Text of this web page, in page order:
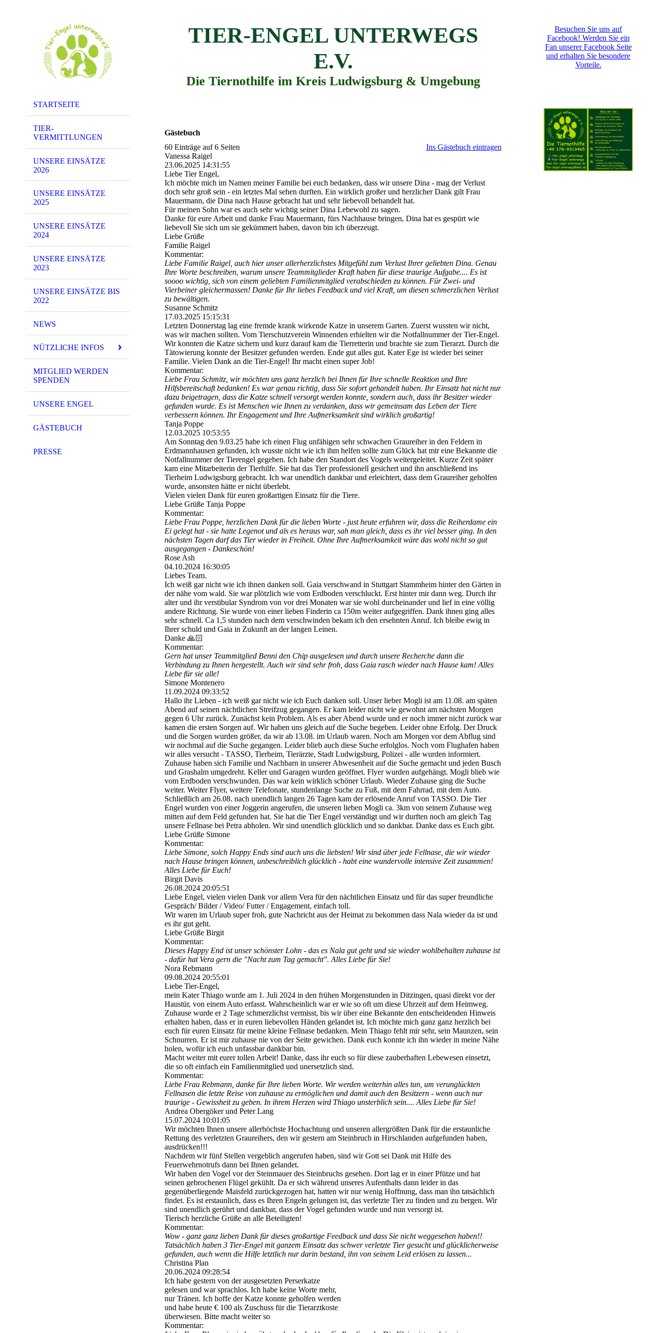
STARTSEITE
TIER-
VERMITTLUNGEN
UNSERE EINSÄTZE
2026
UNSERE EINSÄTZE
2025
UNSERE EINSÄTZE
2024
UNSERE EINSÄTZE
2023
UNSERE EINSÄTZE BIS
2022
NEWS
NÜTZLICHE INFOS
MITGLIED WERDEN
SPENDEN
UNSERE ENGEL
GÄSTEBUCH
PRESSE
TIER-ENGEL UNTERWEGS
E.V.
Die Tiernothilfe im Kreis Ludwigsburg & Umgebung
Gästebuch
60 Einträge auf 6 Seiten
Ins Gästebuch eintragen
Vanessa Raigel
23.06.2025 14:31:55
Liebe Tier Engel,
Ich möchte mich im Namen meiner Familie bei euch bedanken, dass wir unsere Dina - mag der Verlust
doch sehr groß sein - ein letztes Mal sehen durften. Ein wirklich großer und herzlicher Dank gilt Frau
Mauermann, die Dina nach Hause gebracht hat und sehr liebevoll behandelt hat.
Für meinen Sohn war es auch sehr wichtig seiner Dina Lebewohl zu sagen.
Danke für eure Arbeit und danke Frau Mauermann, fürs Nachhause bringen, Dina hat es gespürt wie
liebevoll Sie sich um sie gekümmert haben, davon bin ich überzeugt.
Liebe Grüße
Familie Raigel
Kommentar:
Liebe Familie Raigel, auch hier unser allerherzlichstes Mitgefühl zum Verlust Ihrer geliebten Dina. Genau
Ihre Worte beschreiben, warum unsere Teammitglieder Kraft haben für diese traurige Aufgabe.... Es ist
soooo wichtig, sich von einem geliebten Familienmitglied verabschieden zu können. Für Zwei- und
Vierbeiner gleichermassen! Danke für Ihr liebes Feedback und viel Kraft, um diesen schmerzlichen Verlust
zu bewältigen.
Susanne Schmitz
17.03.2025 15:15:31
Letzten Donnerstag lag eine fremde krank wirkende Katze in unserem Garten. Zuerst wussten wir nicht,
was wir machen sollten. Vom Tierschutzverein Winnenden erhielten wir die Notfallnummer der Tier-Engel.
Wir konnten die Katze sichern und kurz darauf kam die Tierretterin und brachte sie zum Tierarzt. Durch die
Tätowierung konnte der Besitzer gefunden werden. Ende gut alles gut. Kater Ege ist wieder bei seiner
Familie. Vielen Dank an die Tier-Engel! Ihr macht einen super Job!
Kommentar:
Liebe Frau Schmitz, wir möchten uns ganz herzlich bei Ihnen für Ihre schnelle Reaktion und Ihre
Hilfsbereitschaft bedanken! Es war genau richtig, dass Sie sofort gehandelt haben. Ihr Einsatz hat nicht nur
dazu beigetragen, dass die Katze schnell versorgt werden konnte, sondern auch, dass ihr Besitzer wieder
gefunden wurde. Es ist Menschen wie Ihnen zu verdanken, dass wir gemeinsam das Leben der Tiere
verbessern können. Ihr Engagement und Ihre Aufmerksamkeit sind wirklich großartig!
Tanja Poppe
12.03.2025 10:53:55
Am Sonntag den 9.03.25 habe ich einen Flug unfähigen sehr schwachen Graureiher in den Feldern in
Erdmannhausen gefunden, ich wusste nicht wie ich ihm helfen sollte zum Glück hat mir eine Bekannte die
Notfallnummer der Tierengel gegeben. Ich habe den Standort des Vogels weitergeleitet. Kurze Zeit später
kam eine Mitarbeiterin der Tierhilfe. Sie hat das Tier professionell gesichert und ihn anschließend ins
Tierheim Ludwigsburg gebracht. Ich war unendlich dankbar und erleichtert, dass dem Graureiher geholfen
wurde, ansonsten hätte er nicht überlebt.
Vielen vielen Dank für euren großartigen Einsatz für die Tiere.
Liebe Grüße Tanja Poppe
Kommentar:
Liebe Frau Poppe, herzlichen Dank für die lieben Worte - just heute erfuhren wir, dass die Reiherdame ein
Ei gelegt hat - sie hatte Legenot und als es heraus war, sah man gleich, dass es ihr viel besser ging. In den
nächsten Tagen darf das Tier wieder in Freiheit. Ohne Ihre Aufmerksamkeit wäre das wohl nicht so gut
ausgegangen - Dankeschön!
Rose Ash
04.10.2024 16:30:05
Liebes Team.
Ich weiß gar nicht wie ich ihnen danken soll. Gaia verschwand in Stuttgart Stammheim hinter den Gärten in
der nähe vom wald. Sie war plötzlich wie vom Erdboden verschluckt. Erst hinter mir dann weg. Durch ihr
alter und ihr verstibular Syndrom von vor drei Monaten war sie wohl durcheinander und lief in eine völlig
andere Richtung. Sie wurde von einer lieben Finderin ca 150m weiter aufgegriffen. Dank ihnen ging alles
sehr schnell. Ca 1,5 stunden nach dem verschwinden bekam ich den ersehnten Anruf. Ich bleibe ewig in
Ihrer schuld und Gaia in Zukunft an der langen Leinen.
Danke 🙏🏻
Kommentar:
Gern hat unser Teammitglied Benni den Chip ausgelesen und durch unsere Recherche dann die
Verbindung zu Ihnen hergestellt. Auch wir sind sehr froh, dass Gaia rasch wieder nach Hause kam! Alles
Liebe für sie alle!
Simone Montenero
11.09.2024 09:33:52
Hallo ihr Lieben - ich weiß gar nicht wie ich Euch danken soll. Unser lieber Mogli ist am 11.08. am späten
Abend auf seinen nächtlichen Streifzug gegangen. Er kam leider nicht wie gewohnt am nächsten Morgen
gegen 6 Uhr zurück. Zunächst kein Problem. Als es aber Abend wurde und er noch immer nicht zurück war
kamen die ersten Sorgen auf. Wir haben uns gleich auf die Suche begeben. Leider ohne Erfolg. Der Druck
und die Sorgen wurden größer, da wir ab 13.08. im Urlaub waren. Noch am Morgen vor dem Abflug sind
wir nochmal auf die Suche gegangen. Leider blieb auch diese Suche erfolglos. Noch vom Flughafen haben
wir alles versucht - TASSO, Tierheim, Tierärzte, Stadt Ludwigsburg, Polizei - alle wurden informiert.
Zuhause haben sich Familie und Nachbarn in unserer Abwesenheit auf die Suche gemacht und jeden Busch
und Grashalm umgedreht. Keller und Garagen wurden geöffnet. Flyer wurden aufgehängt. Mogli blieb wie
vom Erdboden verschwunden. Das war kein wirklich schöner Urlaub. Wieder Zuhause ging die Suche
weiter. Weiter Flyer, weitere Telefonate, stundenlange Suche zu Fuß, mit dem Fahrrad, mit dem Auto.
Schließlich am 26.08. nach unendlich langen 26 Tagen kam der erlösende Anruf von TASSO. Die Tier
Engel wurden von einer Joggerin angerufen, die unseren lieben Mogli ca. 3km von seinem Zuhause weg
mitten auf dem Feld gefunden hat. Sie hat die Tier Engel verständigt und wir durften noch am gleich Tag
unsere Fellnase bei Petra abholen. Wir sind unendlich glücklich und so dankbar. Danke dass es Euch gibt.
Liebe Grüße Simone
Kommentar:
Liebe Simone, solch Happy Ends sind auch uns die liebsten! Wir sind über jede Fellnase, die wir wieder
nach Hause bringen können, unbeschreiblich glücklich - habt eine wundervolle intensive Zeit zusammen!
Alles Liebe für Euch!
Birgit Davis
26.08.2024 20:05:51
Liebe Engel, vielen vielen Dank vor allem Vera für den nächtlichen Einsatz und für das super freundliche
Gespräch/ Bilder / Video/ Futter / Engagement, einfach toll.
Wir waren im Urlaub super froh, gute Nachricht aus der Heimat zu bekommen dass Nala wieder da ist und
es ihr gut geht.
Liebe Grüße Birgit
Kommentar:
Dieses Happy End ist unser schönster Lohn - das es Nala gut geht und sie wieder wohlbehalten zuhause ist
- dafür hat Vera gern die "Nacht zum Tag gemacht". Alles Liebe für Sie!
Nora Rebmann
09.08.2024 20:55:01
Liebe Tier-Engel,
mein Kater Thiago wurde am 1. Juli 2024 in den frühen Morgenstunden in Ditzingen, quasi direkt vor der
Haustür, von einem Auto erfasst. Wahrscheinlich war er wie so oft um diese Uhrzeit auf dem Heimweg.
Zuhause wurde er 2 Tage schmerzlichst vermisst, bis wir über eine Bekannte den entscheidenden Hinweis
erhalten haben, dass er in euren liebevollen Händen gelandet ist. Ich möchte mich ganz ganz herzlich bei
euch für euren Einsatz für meine kleine Fellnase bedanken. Mein Thiago fehlt mir sehr, sein Maunzen, sein
Schnurren. Er ist mir zuhause nie von der Seite gewichen. Dank euch konnte ich ihn wieder in meine Nähe
holen, wofür ich euch unfassbar dankbar bin.
Macht weiter mit eurer tollen Arbeit! Danke, dass ihr euch so für diese zauberhaften Lebewesen einsetzt,
die so oft einfach ein Familienmitglied und unersetzlich sind.
Kommentar:
Liebe Frau Rebmann, danke für Ihre lieben Worte. Wir werden weiterhin alles tun, um verunglückten
Fellnasen die letzte Reise von zuhause zu ermöglichen und damit auch den Besitzern - wenn auch nur
traurige - Gewissheit zu geben. In ihrem Herzen wird Thiago unsterblich sein.... Alles Liebe für Sie!
Andrea Obergöker und Peter Lang
15.07.2024 10:01:05
Wir möchten Ihnen unsere allerhöchste Hochachtung und unseren allergrößten Dank für die erstaunliche
Rettung des verletzten Graureihers, den wir gestern am Steinbruch in Hirschlanden aufgefunden haben,
ausdrücken!!!
Nachdem wir fünf Stellen vergeblich angerufen haben, sind wir Gott sei Dank mit Hilfe des
Feuerwehrnotrufs dann bei Ihnen gelandet.
Wir haben den Vogel vor der Steinmauer des Steinbruchs gesehen. Dort lag er in einer Pfütze und hat
seinen gebrochenen Flügel gekühlt. Da er sich während unseres Aufenthalts dann leider in das
gegenüberliegende Maisfeld zurückgezogen hat, hatten wir nur wenig Hoffnung, dass man ihn tatsächlich
findet. Es ist erstaunlich, dass es Ihren Engeln gelungen ist, das verletzte Tier zu finden und zu bergen. Wir
sind unendlich gerührt und dankbar, dass der Vogel gefunden wurde und nun versorgt ist.
Tierisch herzliche Grüße an alle Beteiligten!
Kommentar:
Wow - ganz ganz lieben Dank für dieses großartige Feedback und dass Sie nicht weggesehen haben!!
Tatsächlich haben 3 Tier-Engel mit ganzem Einsatz das schwer verletzte Tier gesucht und glücklicherweise
gefunden, auch wenn die Hilfe letztlich nur darin bestand, ihn von seinem Leid erlösen zu lassen...
Christina Plan
20.06.2024 09:28:54
Ich habe gestern von der ausgesetzten Perserkatze
gelesen und war sprachlos. Ich habe keine Worte mehr,
nur Tränen. Ich hoffe der Katze konnte geholfen werden
und habe heute € 100 als Zuschuss für die Tierarztkoste
überwiesen. Bitte macht weiter so
Kommentar:
Besuchen Sie uns auf
Facebook! Werden Sie ein
Fan unserer Facebook Seite
und erhalten Sie besondere
Vorteile.